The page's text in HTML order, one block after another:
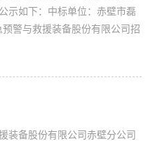
示如下：中标单位：赤壁市磊
警与救援装备股份有限公司招
装备股份有限公司赤壁分公司